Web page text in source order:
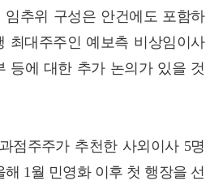
추위 구성은 안건에도 포함하
최대주주인 예보측 비상임이사
등에 대한 추가 논의가 있을 것
점주주가 추천한 사외이사 5명
1월 민영화 이후 첫 행장을 선